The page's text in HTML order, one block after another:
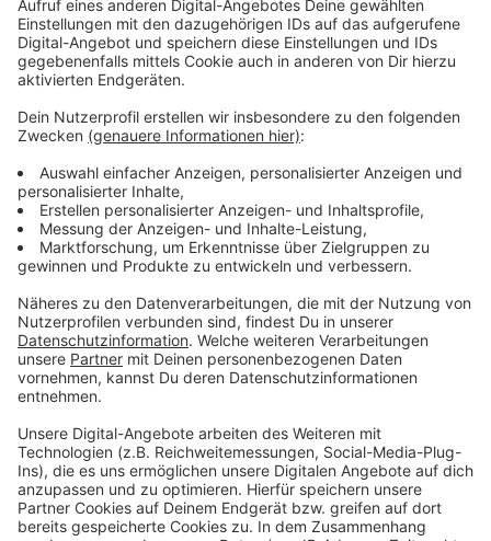
Anzeige
Wir benötigen Ihre
Zustimmung, um den YouTube
Video-Service zu laden!
Wir verwenden einen Service eines
Drittanbieters, um Videoinhalte
Daten zu Ihren Aktivitäten
sammeln. Bitte lesen Sie die
Details durch und stimmen Sie der
Nutzung des Service zu, um dieses
Mehr Informationen
Akzeptieren
Fünf für die drei Fragezeichen
Anzeige